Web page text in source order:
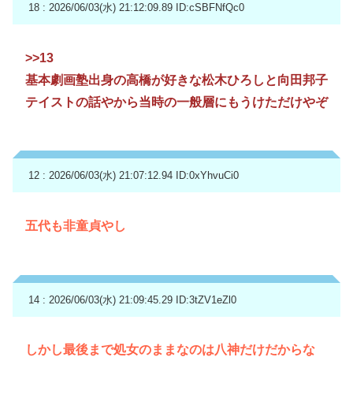
18 : 2026/06/03(水) 21:12:09.89 ID:cSBFNfQc0
>>13
基本劇画塾出身の高橋が好きな松木ひろしと向田邦子
テイストの話やから当時の一般層にもうけただけやぞ
12 : 2026/06/03(水) 21:07:12.94 ID:0xYhvuCi0
五代も非童貞やし
14 : 2026/06/03(水) 21:09:45.29 ID:3tZV1eZl0
しかし最後まで処女のままなのは八神だけだからな